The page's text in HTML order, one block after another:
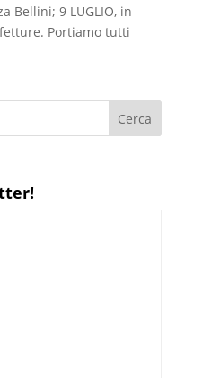
Bellini; 9 LUGLIO, in
Portiamo tutti